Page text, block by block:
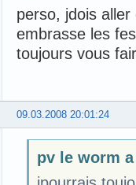
perso, jdois
embrasse les
toujours vous
09.03.2008 20:01:24
pv le worm